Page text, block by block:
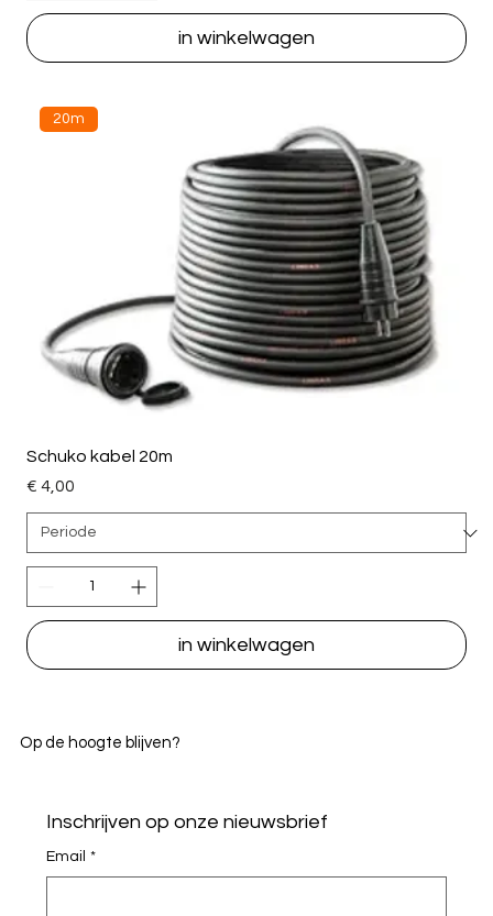
in winkelwagen
20m
Schuko kabel 20m
Price
€ 4,00
in winkelwagen
Op de hoogte blijven?
Inschrijven op onze nieuwsbrief
Email *